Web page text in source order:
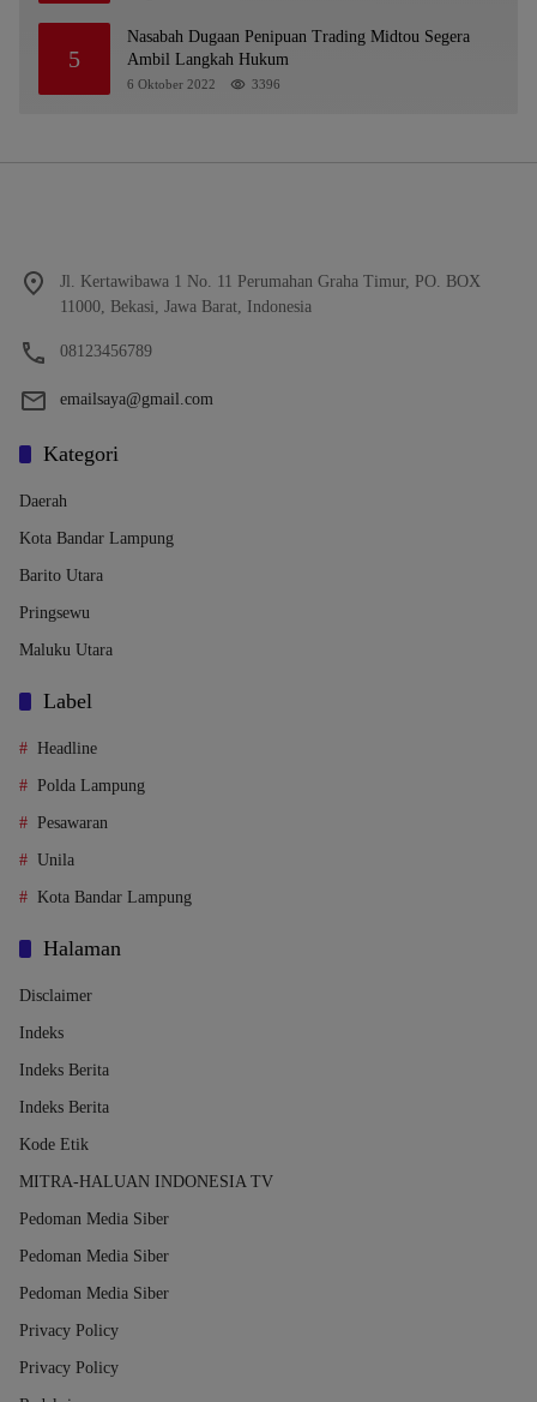
5
Nasabah Dugaan Penipuan Trading Midtou Segera
Ambil Langkah Hukum
6 Oktober 2022 3396
Jl. Kertawibawa 1 No. 11 Perumahan Graha Timur, PO. BOX
11000, Bekasi, Jawa Barat, Indonesia
08123456789
emailsaya@gmail.com
Kategori
Daerah
Kota Bandar Lampung
Barito Utara
Pringsewu
Maluku Utara
Label
Headline
Polda Lampung
Pesawaran
Unila
Kota Bandar Lampung
Halaman
Disclaimer
Indeks
Indeks Berita
Indeks Berita
Kode Etik
MITRA-HALUAN INDONESIA TV
Pedoman Media Siber
Pedoman Media Siber
Pedoman Media Siber
Privacy Policy
Privacy Policy